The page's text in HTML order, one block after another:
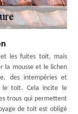
et les fuites toit, mais
la mousse et le lichen
des intempéries et
le toit. Cela incite le
trous qui permettent
de toit est obligé